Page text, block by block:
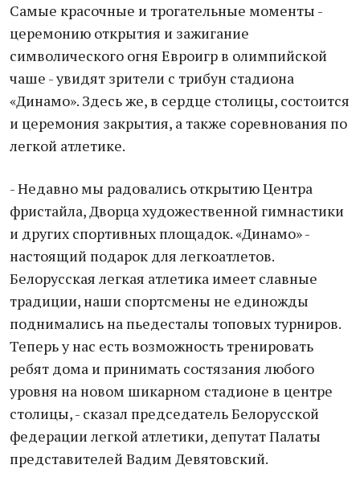
Самые красочные и трогательные моменты -
церемонию открытия и зажигание
символического огня Евроигр в олимпийской
чаше - увидят зрители с трибун стадиона
«Динамо». Здесь же, в сердце столицы, состоится
и церемония закрытия, а также соревнования по
легкой атлетике.
- Недавно мы радовались открытию Центра
фристайла, Дворца художественной гимнастики
и других спортивных площадок. «Динамо» -
настоящий подарок для легкоатлетов.
Белорусская легкая атлетика имеет славные
традиции, наши спортсмены не единожды
поднимались на пьедесталы топовых турниров.
Теперь у нас есть возможность тренировать
ребят дома и принимать состязания любого
уровня на новом шикарном стадионе в центре
столицы, - сказал председатель Белорусской
федерации легкой атлетики, депутат Палаты
представителей Вадим Девятовский.